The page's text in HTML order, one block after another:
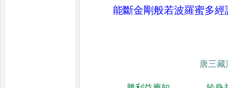
能斷金剛般若波羅蜜多經
唐三